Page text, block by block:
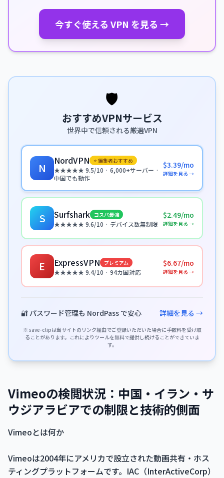
今すぐ使える VPN を見る →
🛡️
おすすめVPNサービス
世界中で信頼される厳選VPN
N
NordVPN ⭐ 編集者おすすめ
★★★★★ 9.5/10 · 6,000+サーバー ·
中国でも動作
$3.39/mo
詳細を見る →
S Surfshark コスパ最強
★★★★★ 9.6/10 · デバイス数無制限
$2.49/mo
詳細を見る →
E ExpressVPN プレミアム
★★★★★ 9.4/10 · 94カ国対応
$6.67/mo
詳細を見る →
🔐 パスワード管理も NordPass で安心 詳細を見る →
※ save-clipは当サイトのリンク経由でご登録いただいた場合に手数料を受け取
ることがあります。これによりツールを無料で提供し続けることができていま
す。
Vimeoの検閲状況：中国・イラン・サ
ウジアラビアでの制限と技術的側面
Vimeoとは何か
Vimeoは2004年にアメリカで設立された動画共有・ホス
ティングプラットフォームです。IAC（InterActiveCorp）